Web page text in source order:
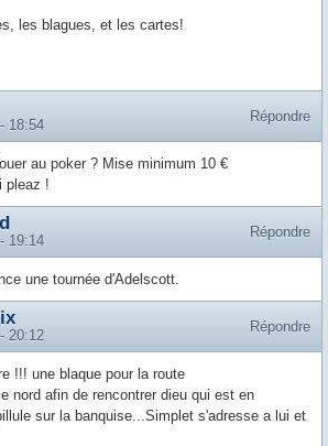
les blagues, et les cartes!
Répondre
18:54
au poker ? Mise minimum 10 €
pleaz !
Répondre
19:14
une tournée d'Adelscott.
Répondre
20:12
!!! une blaque pour la route
nord afin de rencontrer dieu qui est en
sur la banquise...Simplet s'adresse a lui et